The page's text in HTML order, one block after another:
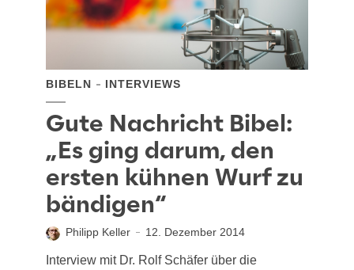
BIBELN INTERVIEWS
Gute Nachricht Bibel:
„Es ging darum, den
ersten kühnen Wurf zu
bändigen“
Philipp Keller 12. Dezember 2014
Interview mit Dr. Rolf Schäfer über die